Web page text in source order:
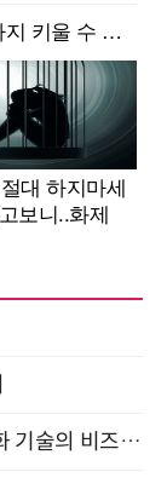
[올쇼TV] Gurobi와 함께 알아보는 최적화 기술의 비즈니스 활용 (8월 20일 생방송)